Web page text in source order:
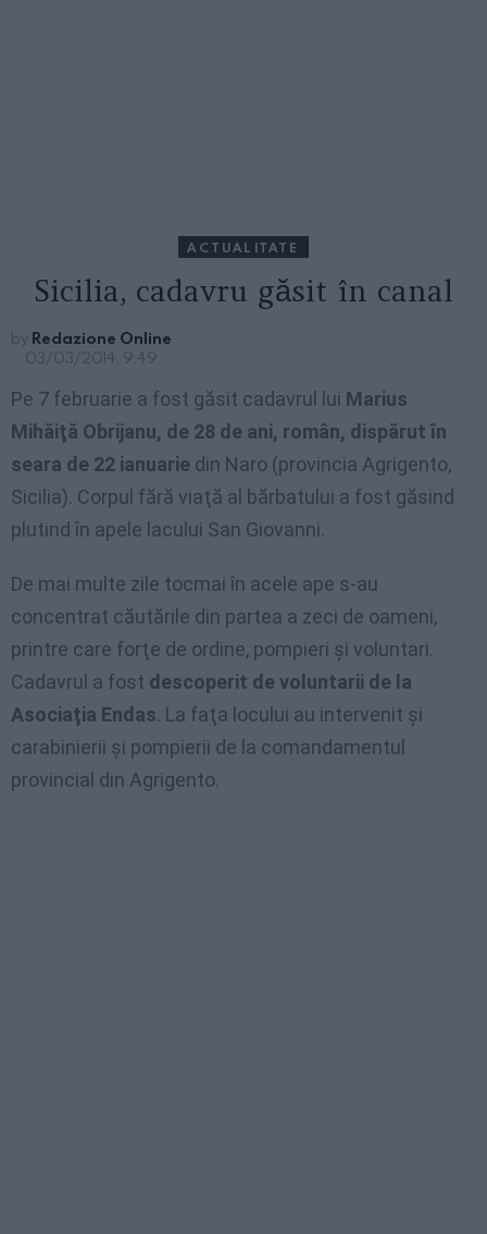
ACTUALITATE
Sicilia, cadavru găsit în canal
by Redazione Online
03/03/2014, 9:49
Pe 7 februarie a fost găsit cadavrul lui Marius
Mihăiţă Obrijanu, de 28 de ani, român, dispărut în
seara de 22 ianuarie din Naro (provincia Agrigento,
Sicilia). Corpul fără viaţă al bărbatului a fost găsind
plutind în apele lacului San Giovanni.
De mai multe zile tocmai în acele ape s-au
concentrat căutările din partea a zeci de oameni,
printre care forţe de ordine, pompieri şi voluntari.
Cadavrul a fost descoperit de voluntarii de la
Asociaţia Endas. La faţa locului au intervenit şi
carabinierii şi pompierii de la comandamentul
provincial din Agrigento.